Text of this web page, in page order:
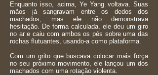
Enquanto isso, acima, Ye Yang voltava. Suas
mãos já sangravam entre os dedos dos
machados, mas ele não demonstrava
hesitação. De forma calculada, ele deu um giro
no ar e caiu com ambos os pés sobre uma das
rochas flutuantes, usando-a como plataforma.
Com um grito que buscava colocar mais força
no seu próximo movimento, ele lançou um dos
machados com uma rotação violenta.